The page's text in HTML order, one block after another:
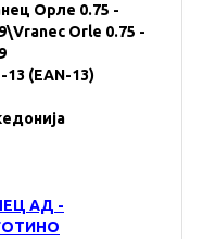
Орле 0.75 -
Orle 0.75 -
13 (EAN-13)
АД -